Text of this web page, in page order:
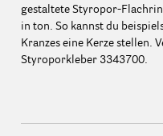
gestaltete Styropor-
in ton. So kannst du
Kranzes eine Kerze stellen.
Styroporkleber 3343700.